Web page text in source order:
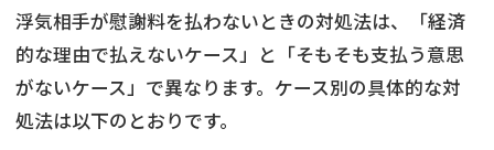
離婚の相談先
離婚したくない
浮気相手が慰謝料を払わないときの対処法は、「経済
的な理由で払えないケース」と「そもそも支払う意思
がないケース」で異なります。ケース別の具体的な対
処法は以下のとおりです。